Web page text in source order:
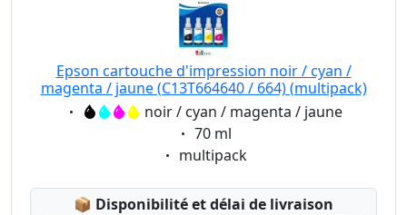
Epson cartouche d'impression noir / cyan /
magenta / jaune (C13T664640 / 664) (multipack)
Eigenschaft:noir / cyan / magenta / jaune
Eigenschaft:
70 ml
Eigenschaft:
multipack
📦 Lagerstatus:
Disponibilité et délai de livraison